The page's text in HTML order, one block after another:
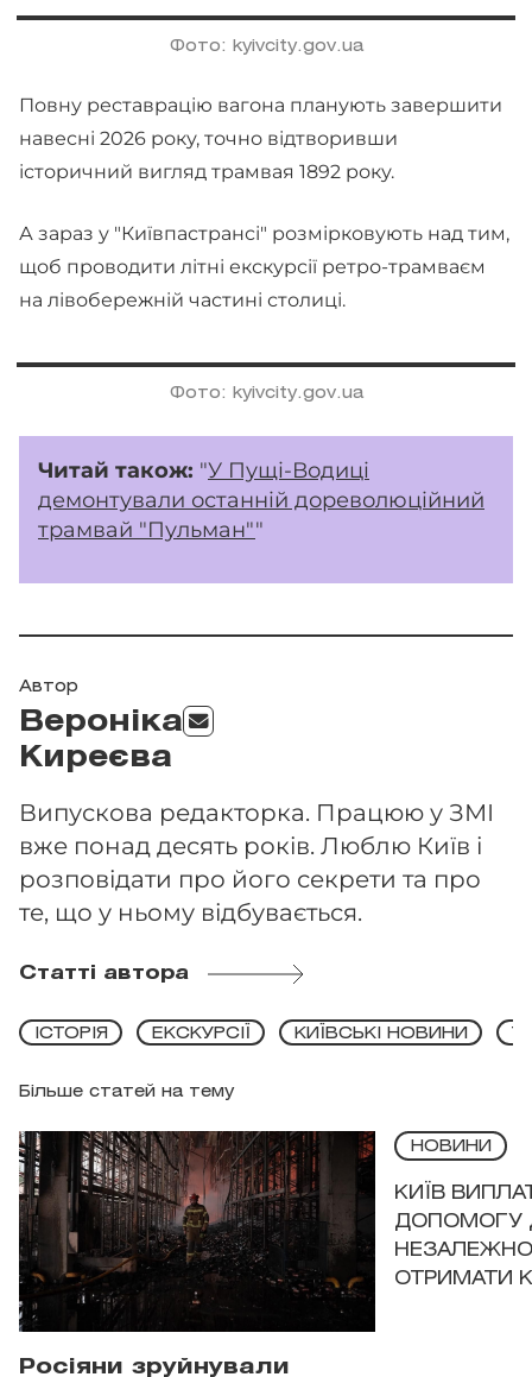
Фото: kyivcity.gov.ua
Повну реставрацію вагона планують завершити
навесні 2026 року, точно відтворивши
історичний вигляд трамвая 1892 року.
А зараз у "Київпастрансі" розмірковують над тим,
щоб проводити літні екскурсії ретро-трамваєм
на лівобережній частині столиці.
Фото: kyivcity.gov.ua
Читай також: "У Пущі-Водиці
демонтували останній дореволюційний
трамвай "Пульман""
Автор
Вероніка
Киреєва
Випускова редакторка. Працюю у ЗМІ
вже понад десять років. Люблю Київ і
розповідати про його секрети та про
те, що у ньому відбувається.
Статті автора
Більше статей на тему
ІСТОРІЯ ЕКСКУРСІЇ КИЇВСЬКІ НОВИНИ
Росіяни зруйнували
НОВИНИ
КИЇВ
ДОПОМОГУ
ОТРИМАТИ